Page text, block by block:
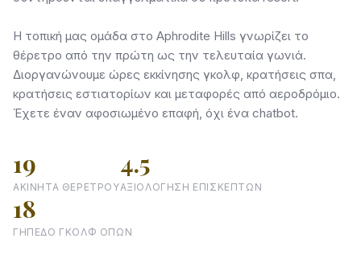
Η τοπική μας ομάδα στο Aphrodite Hills γνωρίζει το
θέρετρο από την πρώτη ως την τελευταία γωνιά.
Διοργανώνουμε ώρες εκκίνησης γκολφ, κρατήσεις σπα,
κρατήσεις εστιατορίων και μεταφορές από αεροδρόμιο.
Έχετε έναν αφοσιωμένο επαφή, όχι ένα chatbot.
19
ΑΚΊΝΗΤΑ ΘΕΡΈΤΡΟΥ
4.5
ΑΞΙΟΛΌΓΗΣΗ ΕΠΙΣΚΕΠΤΏΝ
18
ΓΉΠΕΔΟ ΓΚΟΛΦ ΟΠΏΝ